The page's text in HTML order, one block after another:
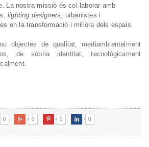
La nostra missió és col·laborar amb
lighting designers, urbanistes i
en la transformació i millora dels espais
objectes de qualitat, mediambientalment
de sòbria identitat, tecnològicament
0  0  0  0